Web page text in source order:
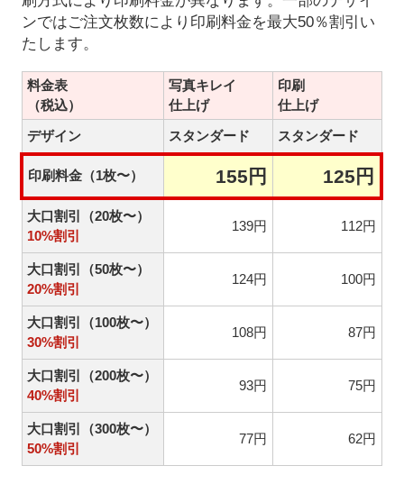
ンではご注文枚数により印刷料金を最大50％割引い
たします。
料金表
（税込）
写真キレイ
仕上げ
印刷
仕上げ
デザイン
スタンダード スタンダード
印刷料金（1枚〜） 155円 125円
大口割引（20枚〜）
10%割引
139円 112円
大口割引（50枚〜）
20%割引
124円 100円
大口割引（100枚〜）
30%割引
108円 87円
大口割引（200枚〜）
40%割引
93円 75円
大口割引（300枚〜）
50%割引
77円 62円